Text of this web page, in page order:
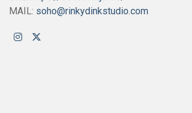
MAIL: soho@rinkydinkstudio.com